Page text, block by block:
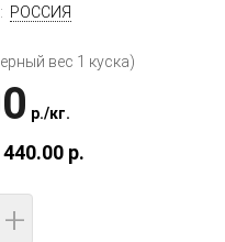
РОССИЯ
вес 1 куска)
p./кг.
p.
+